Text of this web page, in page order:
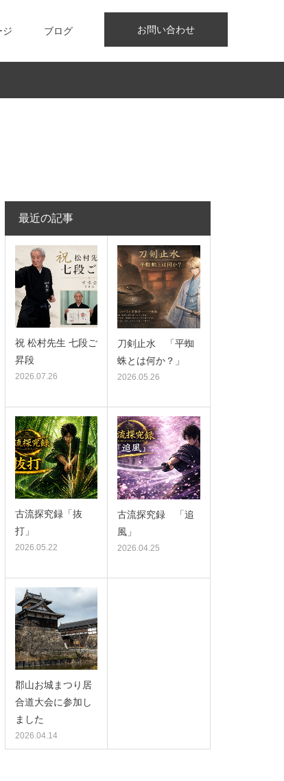
お問い合わせ
ジ ブログ
最近の記事
祝 松村先生 七段ご
昇段
2026.07.26
刀剣止水 「平蜘
蛛とは何か？」
2026.05.26
古流探究録「抜
打」
2026.05.22
古流探究録 「追
風」
2026.04.25
郡山お城まつり居
合道大会に参加し
ました
2026.04.14